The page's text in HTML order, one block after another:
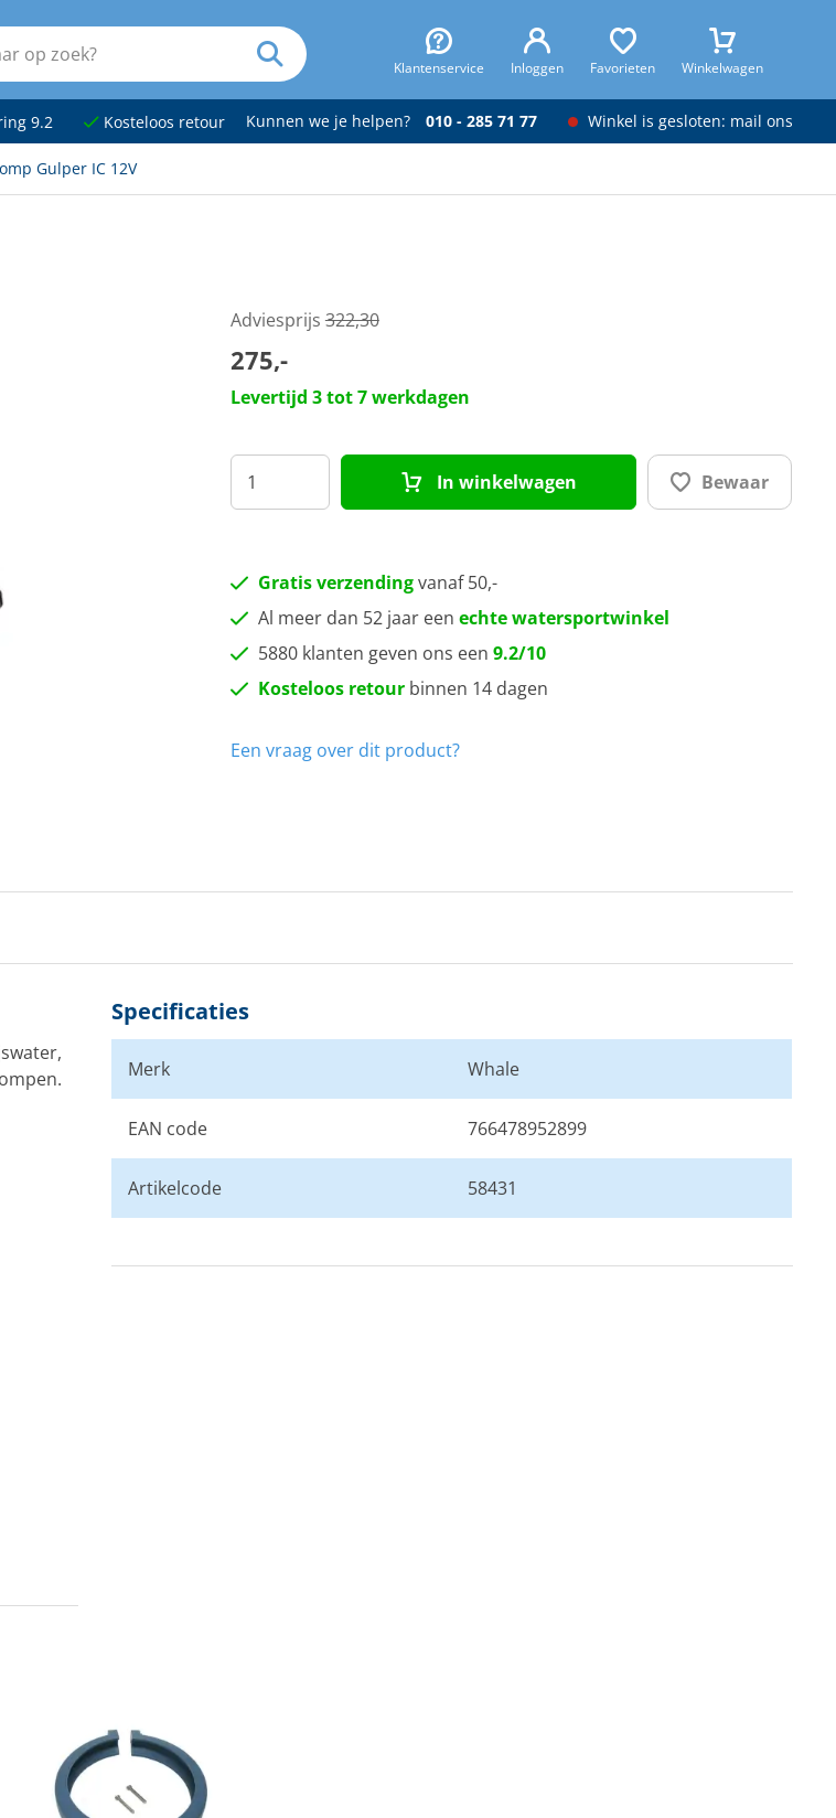
Klantenservice Inloggen Favorieten Winkelwagen
9.2 Kosteloos retour Kunnen we je helpen? 010 - 285 71 77 Winkel is gesloten: mail ons
Gulper IC 12V
Adviesprijs322,30
275,-
Levertijd 3 tot 7 werkdagen
In winkelwagen Bewaar
Gratis verzendingvanaf 50,-
Al meer dan 52 jaar een echte watersportwinkel
5880 klanten geven ons een 9.2/10
Kosteloos retourbinnen 14 dagen
Een vraag over dit product?
Specificaties
Merk Whale
EAN code 766478952899
Artikelcode 58431